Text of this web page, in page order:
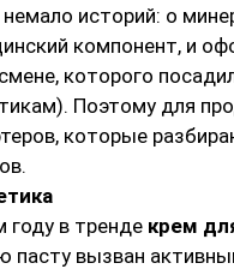
историй: о
компонент, и
которого
Поэтому для
которые
году в тренде крем
пасту вызван